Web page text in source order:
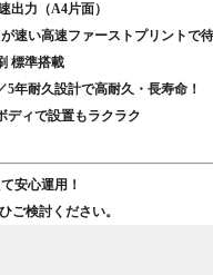
出力 （A4片面）
速い高速ファーストプリントで
標準搭載
5年耐久設計で高耐久・長寿命！
ディで設置もラクラク
安心運用！
ご検討ください。